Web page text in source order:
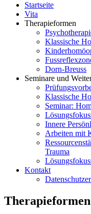
Startseite
Vita
Therapieformen
Klassische
Dorn-Breuss
Seminare und
Klassische
Seminar:
Innere
Arbeiten mit
Trauma
Kontakt
Therapieformen